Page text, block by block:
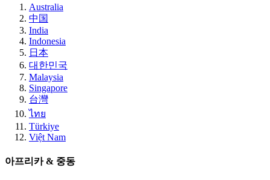
Australia
中国
India
Indonesia
日本
대한민국
Malaysia
Singapore
台灣
ไทย
Türkiye
Việt Nam
아프리카 & 중동